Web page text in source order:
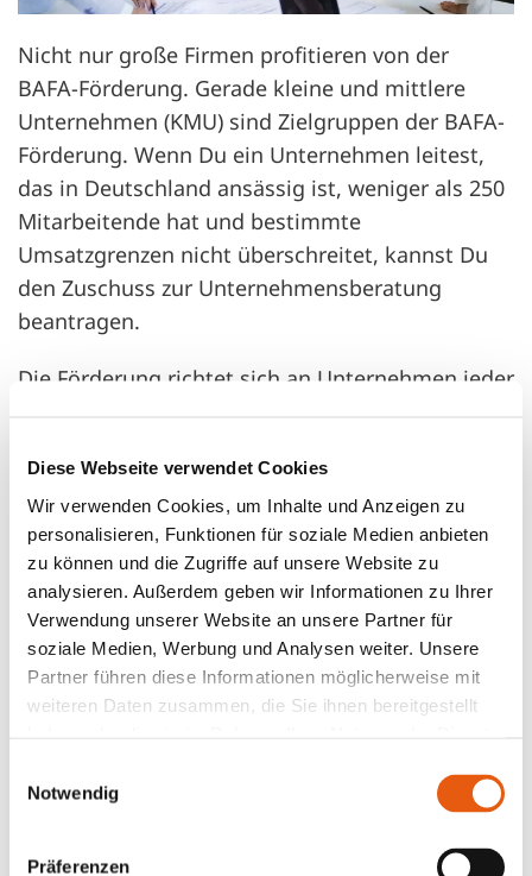
Diese Webseite verwendet Cookies
Wir verwenden Cookies, um Inhalte und Anzeigen zu
personalisieren, Funktionen für soziale Medien anbieten
zu können und die Zugriffe auf unsere Website zu
analysieren. Außerdem geben wir Informationen zu Ihrer
Verwendung unserer Website an unsere Partner für
soziale Medien, Werbung und Analysen weiter. Unsere
Partner führen diese Informationen möglicherweise mit
weiteren Daten zusammen, die Sie ihnen bereitgestellt
Notwendig
Präferenzen
Nicht nur große Firmen profitieren von der
BAFA-Förderung. Gerade kleine und mittlere
Unternehmen (KMU) sind Zielgruppen der BAFA-
Förderung. Wenn Du ein Unternehmen leitest,
das in Deutschland ansässig ist, weniger als 250
Mitarbeitende hat und bestimmte
Umsatzgrenzen nicht überschreitet, kannst Du
den Zuschuss zur Unternehmensberatung
beantragen.
Die Förderung richtet sich an Unternehmen jeder
einer geplanten Unternehmensnachfolge oder
nach der Gründung sind BAFA-Maßnahmen
möglich. Wichtig ist, dass Dein Unternehmen
sich in einer wirtschaftlich schwierigen Lage
befindet oder vor neuen Herausforderungen
steht.
Ob also Dein Unternehmen ganz am Anfang
Förderung hilft Dir dabei, den nächsten Schritt
gemeinsam mit einem anerkannten Berater über